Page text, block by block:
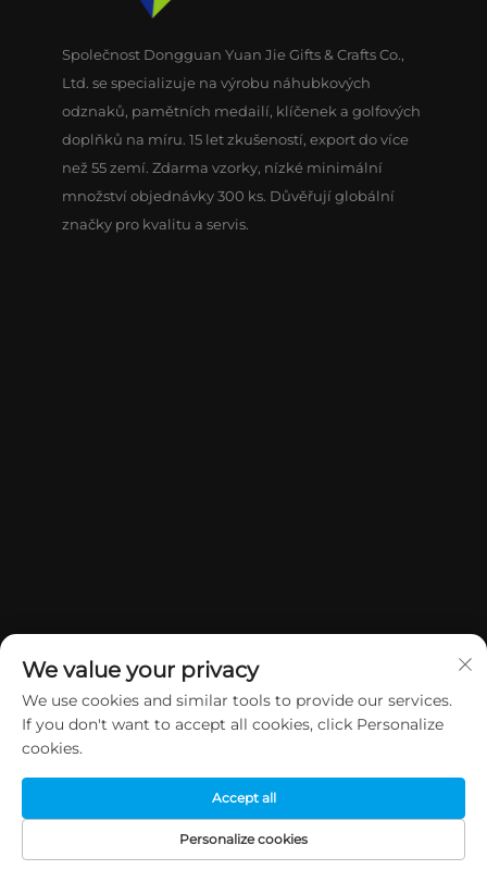
Společnost Dongguan Yuan Jie Gifts & Crafts Co.,
Ltd. se specializuje na výrobu náhubkových
odznaků, pamětních medailí, klíčenek a golfových
doplňků na míru. 15 let zkušeností, export do více
než 55 zemí. Zdarma vzorky, nízké minimální
množství objednávky 300 ks. Důvěřují globální
značky pro kvalitu a servis.
Copyright © 2026 China Dongguan Yuan Jie Gifts & Crafts Co., Ltd.
DOMOVSKÁ
We value your privacy
We use cookies and similar tools to provide our services.
If you don't want to accept all cookies, click Personalize
cookies.
Personalize cookies
Accept all